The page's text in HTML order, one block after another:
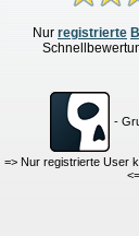
Nur registrierte
-
=> Nur registrierte User
<=